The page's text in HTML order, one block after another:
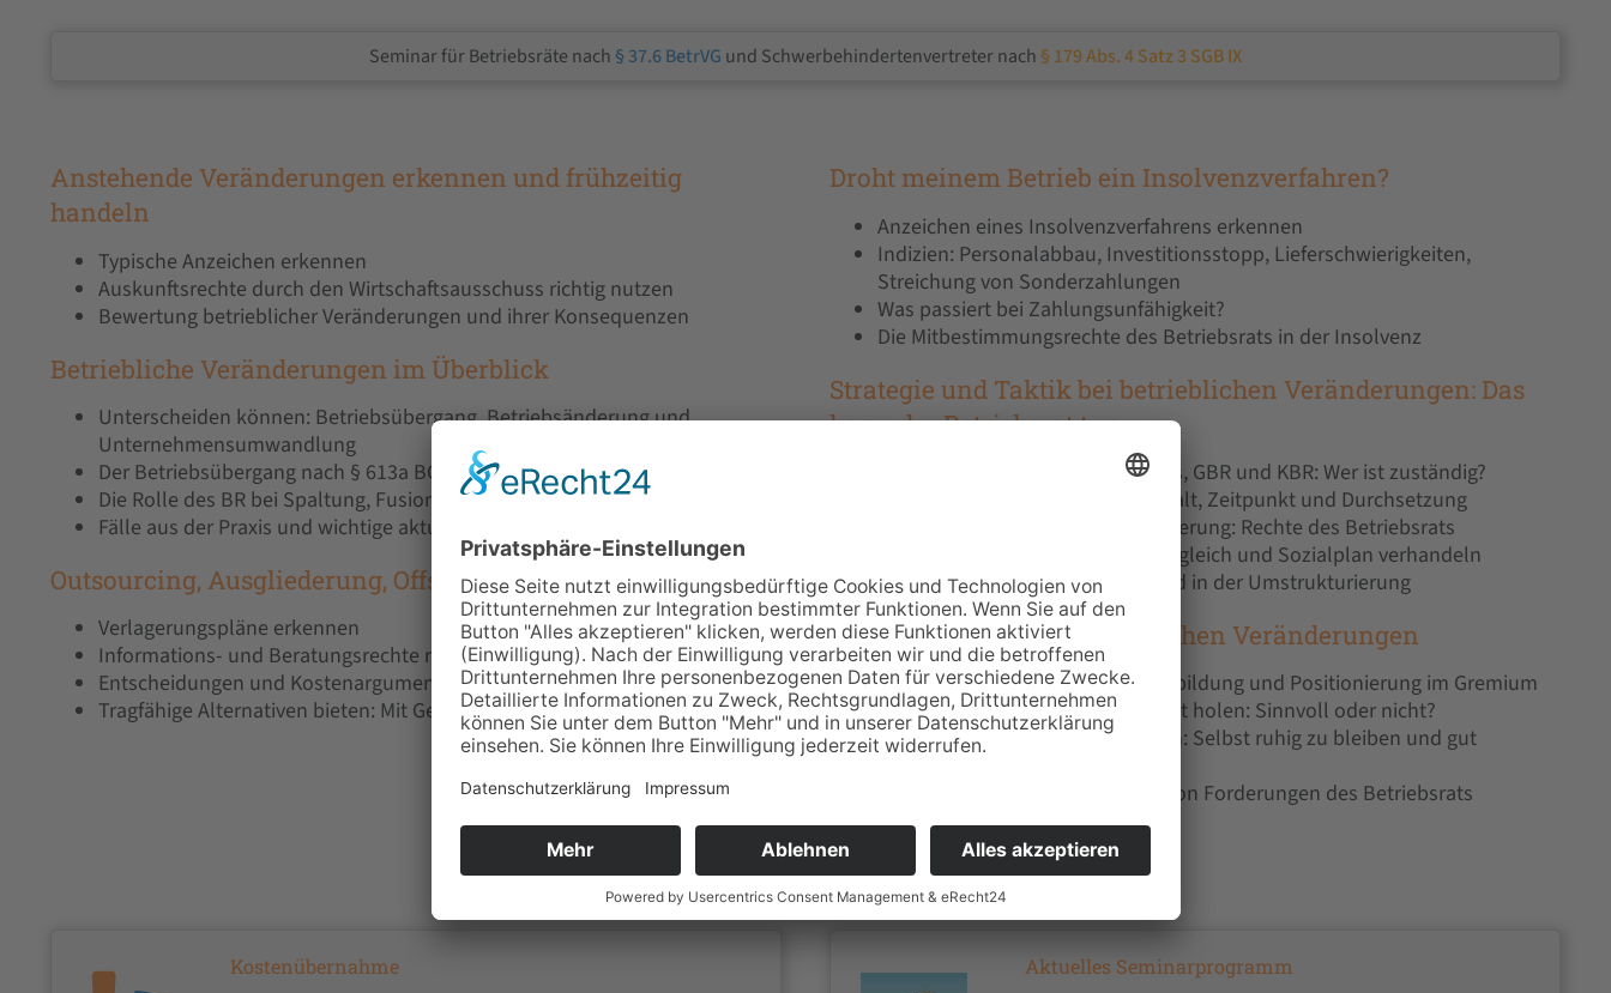
Seminar für Betriebsräte nach § 37.6 BetrVG und Schwerbehindertenvertreter nach § 179 Abs. 4 Satz 3 SGB IX
Anstehende Veränderungen erkennen und frühzeitig
handeln
Typische Anzeichen erkennen
Auskunftsrechte durch den Wirtschaftsausschuss richtig nutzen
Bewertung betrieblicher Veränderungen und ihrer Konsequenzen
Betriebliche Veränderungen im Überblick
Unterscheiden können: Betriebsübergang, Betriebsänderung und
Unternehmensumwandlung
Der Betriebsübergang nach § 613a BGB und seine Folgen
Die Rolle des BR bei Spaltung, Fusion, Verschmelzung und Verkauf
Fälle aus der Praxis und wichtige aktuelle Rechtsprechung
Outsourcing, Ausgliederung, Offshoring
Verlagerungspläne erkennen
Informations- und Beratungsrechte richtig nutzen
Entscheidungen und Kostenargumente hinterfragen
Tragfähige Alternativen bieten: Mit Gegenstrategien Arbeitsplätze erhalten
Droht meinem Betrieb ein Insolvenzverfahren?
Anzeichen eines Insolvenzverfahrens erkennen
Indizien: Personalabbau, Investitionsstopp, Lieferschwierigkeiten,
Streichung von Sonderzahlungen
Was passiert bei Zahlungsunfähigkeit?
Die Mitbestimmungsrechte des Betriebsrats in der Insolvenz
Strategie und Taktik bei betrieblichen Veränderungen: Das
kann der Betriebsrat tun
Betriebsrat, Wirtschaftsausschuss, GBR und KBR: Wer ist zuständig?
Wichtige Informationsrechte: Inhalt, Zeitpunkt und Durchsetzung
Kündigungen wegen Umstrukturierung: Rechte des Betriebsrats
Betriebsänderung: Interessenausgleich und Sozialplan verhandeln
Hinzuziehen von Beratern vor und in der Umstrukturierung
Die Rolle des BR bei betrieblichen Veränderungen
Eine klare Linie fahren: Meinungsbildung und Positionierung im Gremium
Die Belegschaft frühzeitig ins Boot holen: Sinnvoll oder nicht?
Ängste in der Belegschaft mildern: Selbst ruhig zu bleiben und gut
Entwicklung und Durchsetzung von Forderungen des Betriebsrats
Kostenübernahme Aktuelles Seminarprogramm